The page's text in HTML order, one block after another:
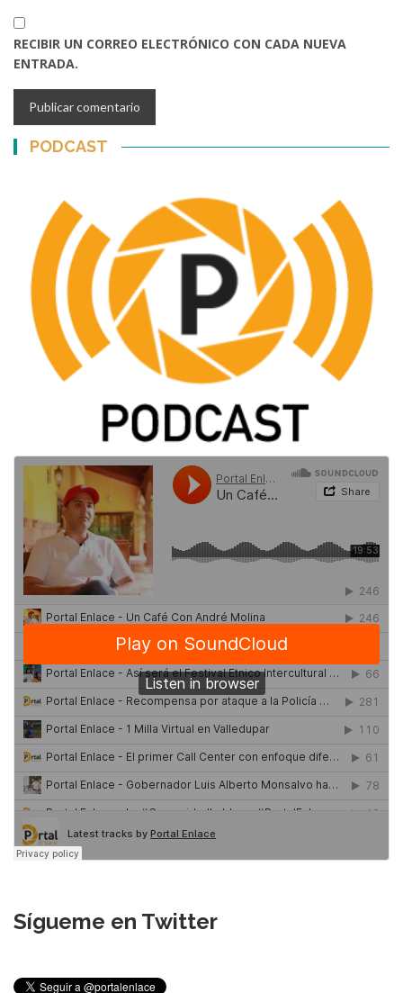
RECIBIR UN CORREO ELECTRÓNICO CON CADA NUEVA
ENTRADA.
PODCAST
Sígueme en Twitter